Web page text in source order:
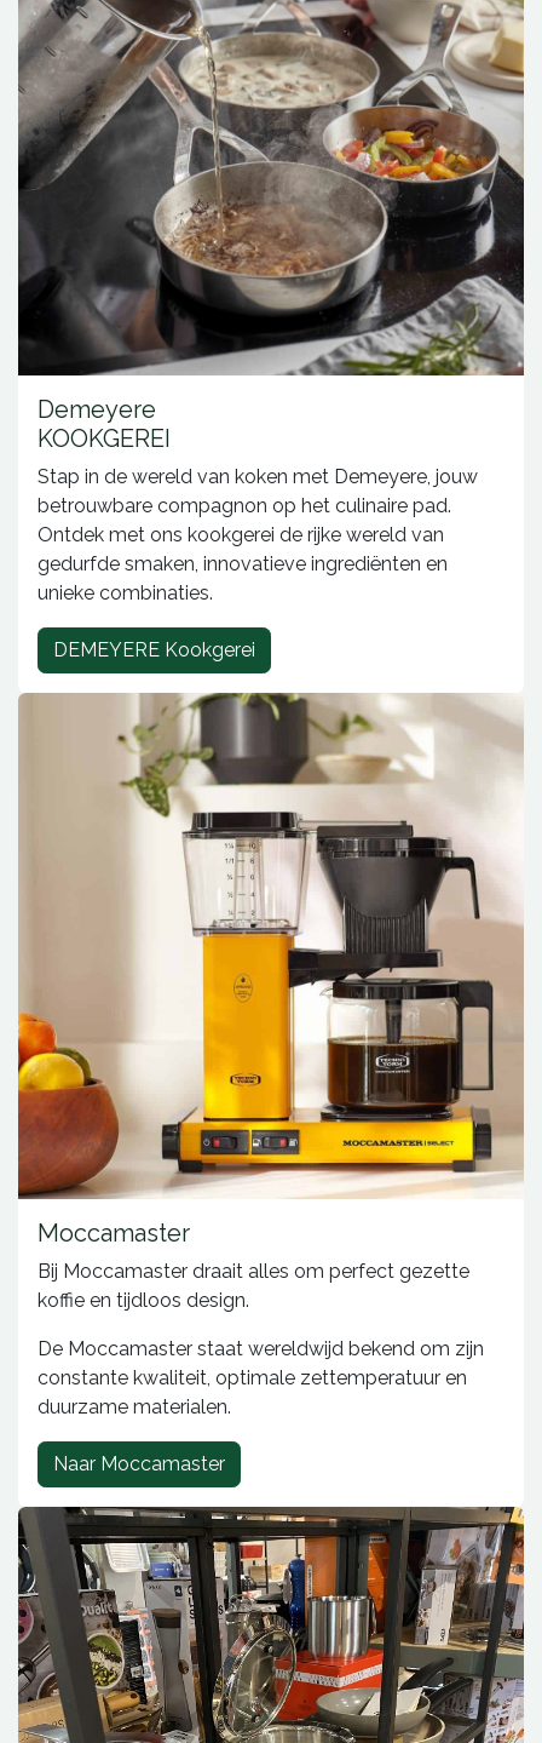
Demeyere
KOOKGEREI
Stap in de wereld van koken met Demeyere, jouw
betrouwbare compagnon op het culinaire pad.
Ontdek met ons kookgerei de rijke wereld van
gedurfde smaken, innovatieve ingrediënten en
unieke combinaties.
DEMEYERE Kookgerei
Moccamaster
Bij Moccamaster draait alles om perfect gezette
koffie en tijdloos design.
De Moccamaster staat wereldwijd bekend om zijn
constante kwaliteit, optimale zettemperatuur en
duurzame materialen.
Naar Moccamaster